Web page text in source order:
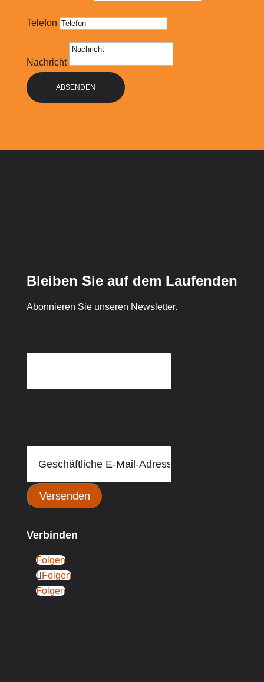
Telefon
Nachricht
ABSENDEN
Bleiben Sie auf dem Laufenden
Abonnieren Sie unseren Newsletter.
Versenden
Verbinden
Folgen
Folgen
Folgen